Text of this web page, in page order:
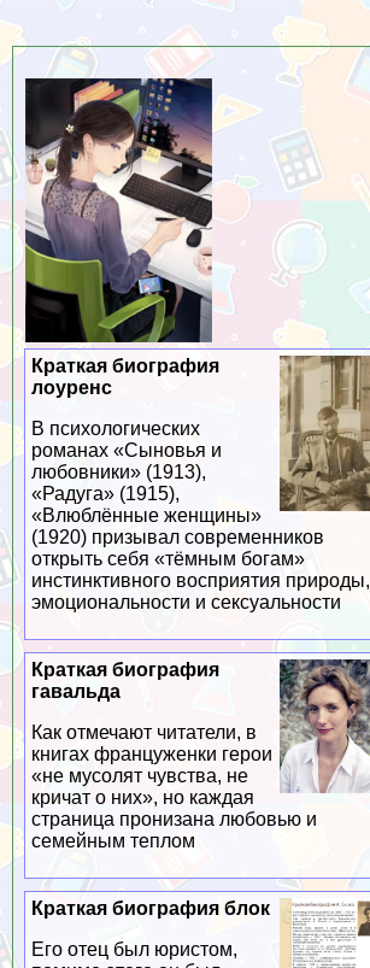
Краткая биография
лоуренс
В психологических
романах «Сыновья и
любовники» (1913),
«Радуга» (1915),
«Влюблённые женщины»
(1920) призывал современников
открыть себя «тёмным богам»
инстинктивного восприятия природы,
эмоциональности и ceкcуальности
Краткая биография
гавальда
Как отмечают читатели, в
книгах француженки герои
«не мусолят чувства, не
кричат о них», но каждая
страница пронизана любовью и
семейным теплом
Краткая биография блок
Его отец был юристом,